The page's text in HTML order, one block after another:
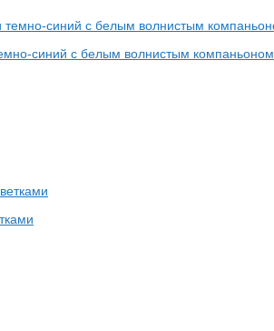
синий с белым волнистым компаньоном